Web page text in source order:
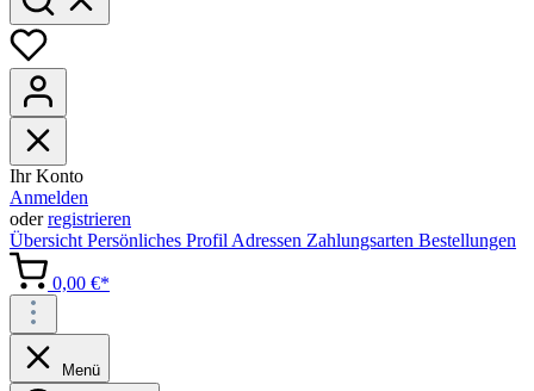
Ihr Konto
Anmelden
oderregistrieren
Übersicht Persönliches Profil Adressen Zahlungsarten Bestellungen
0,00 €*
Menü